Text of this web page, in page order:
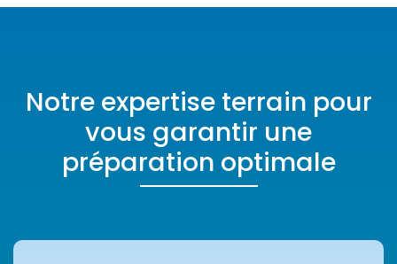
Notre expertise terrain pour
vous garantir une
préparation optimale